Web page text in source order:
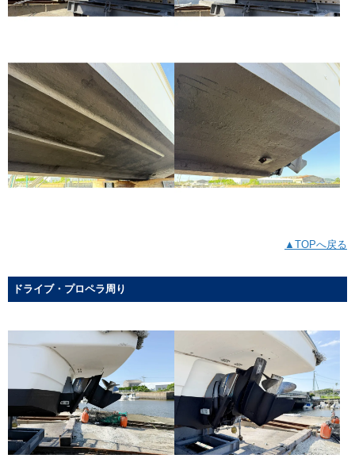
▲TOPへ戻る
ドライブ・プロペラ周り